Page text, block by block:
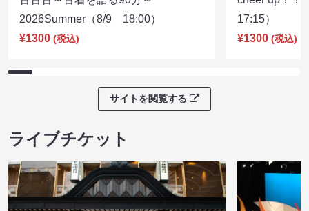
2026Summer（8/9 18:00）
¥1300 (税込)
17:15）
¥1300 (税込)
サイトを閲覧する
ライブチケット